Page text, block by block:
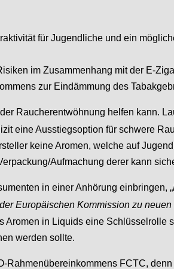
für Jugendliche und ein
im Zusammenhang mit der E-
zur Eindämmung des
Raucherentwöhnung helfen kann.
eine Ausstiegsoption für schwere
keine Aromen, welche auf
Aufmachung derer kann
in einer Anhörung einbringen, „
Europäischen Kommission zu
in Liquids eine
werden sollte.
Rahmenübereinkommens FCTC,